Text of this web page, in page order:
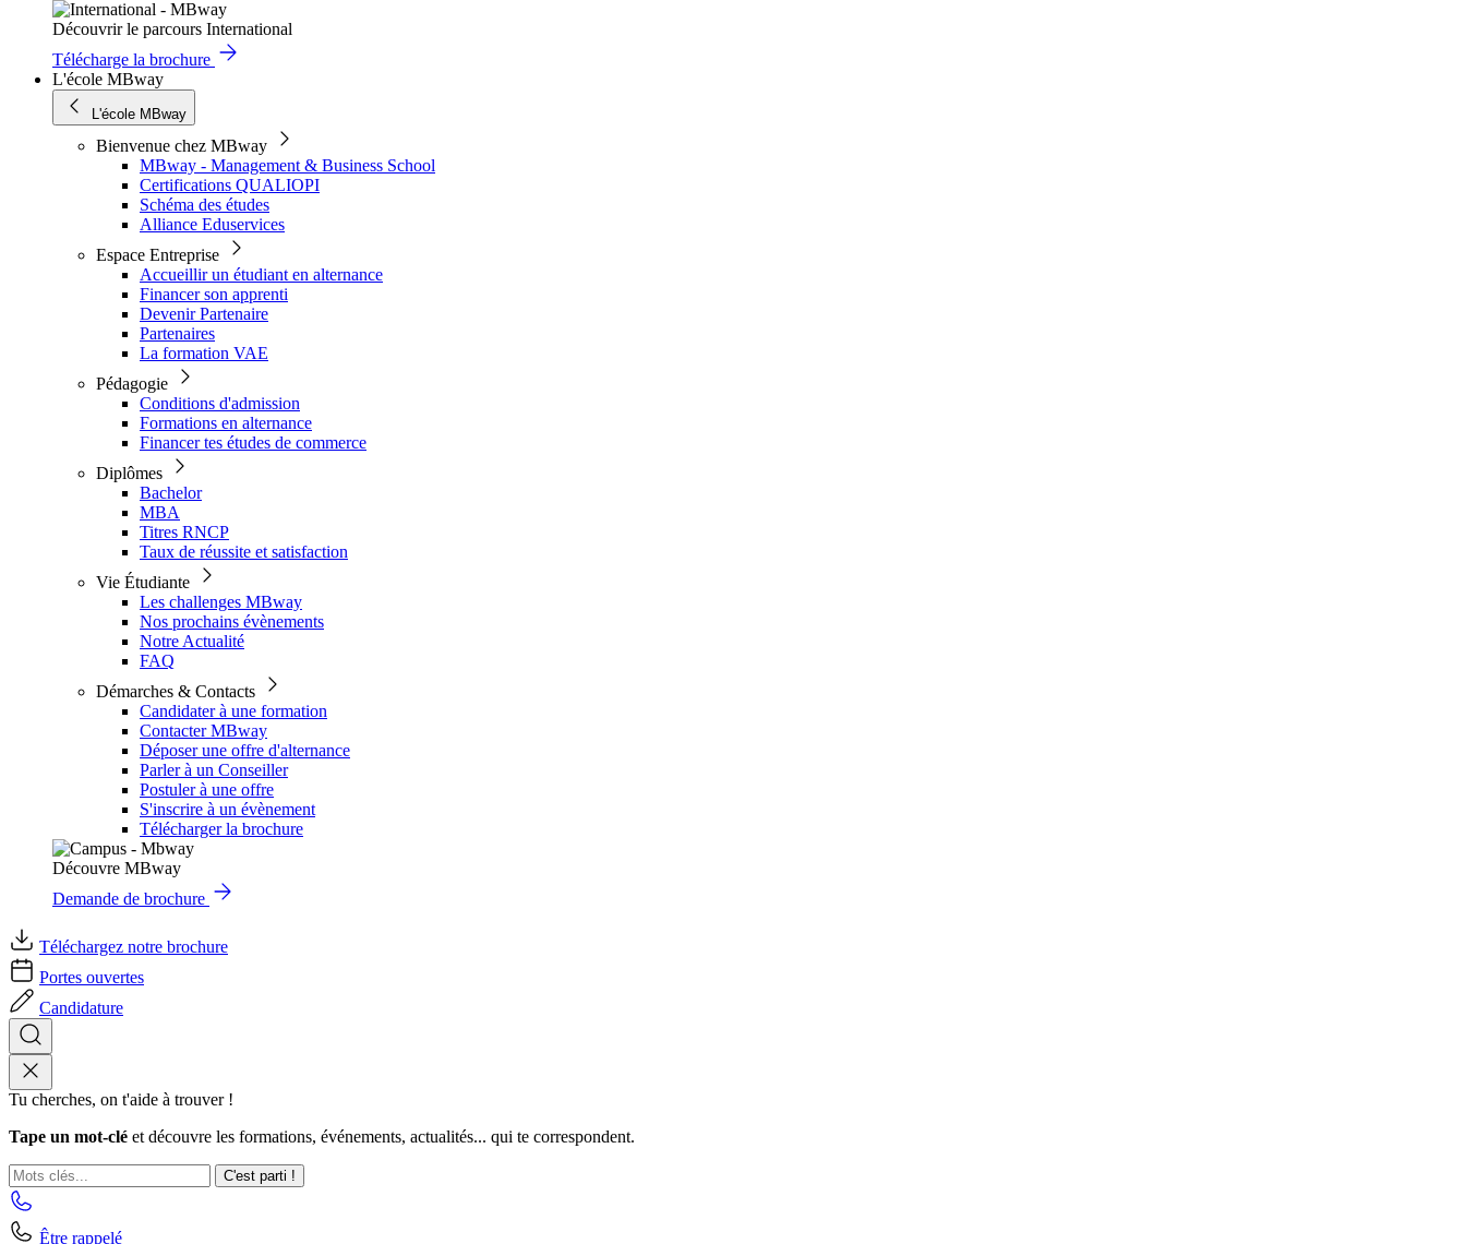
Découvrir le parcours International
Télécharge la brochure
L'école MBway
L'école MBway
Bienvenue chez MBway
MBway - Management & Business School
Certifications QUALIOPI
Schéma des études
Alliance Eduservices
Espace Entreprise
Accueillir un étudiant en alternance
Financer son apprenti
Devenir Partenaire
Partenaires
La formation VAE
Pédagogie
Conditions d'admission
Formations en alternance
Financer tes études de commerce
Diplômes
Bachelor
MBA
Titres RNCP
Taux de réussite et satisfaction
Vie Étudiante
Les challenges MBway
Nos prochains évènements
Notre Actualité
FAQ
Démarches & Contacts
Candidater à une formation
Contacter MBway
Déposer une offre d'alternance
Parler à un Conseiller
Postuler à une offre
S'inscrire à un évènement
Télécharger la brochure
Découvre MBway
Demande de brochure
Téléchargez notre brochure
Portes ouvertes
Candidature
Tu cherches, on t'aide à trouver !
Tape un mot-clé et découvre les formations, événements, actualités... qui te correspondent.
C'est parti !
Être rappelé